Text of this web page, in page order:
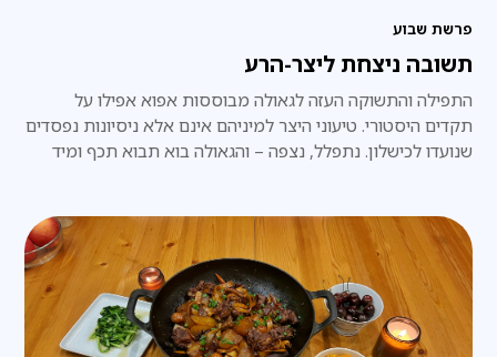
פרשת שבוע
תשובה ניצחת ליצר-הרע
התפילה והתשוקה העזה לגאולה מבוססות אפוא אפילו על
תקדים היסטורי. טיעוני היצר למיניהם אינם אלא ניסיונות נפסדים
שנועדו לכישלון. נתפלל, נצפה – והגאולה בוא תבוא תכף ומיד